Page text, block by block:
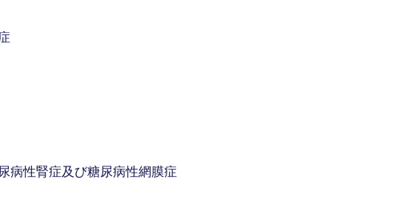
病性腎症及び糖尿病性網膜症